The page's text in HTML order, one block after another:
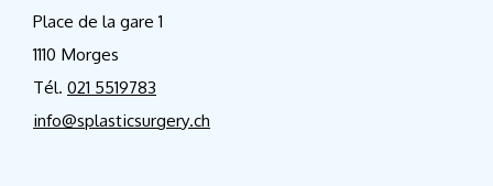
Place de la gare 1
1110 Morges
Tél. 021 5519783
info@splasticsurgery.ch